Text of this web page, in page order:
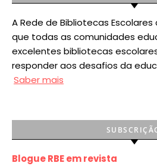
A Rede de Bibliotecas
que todas as comunidades
excelentes bibliotecas
responder aos desafios da
Saber mais
Blogue RBE em revista